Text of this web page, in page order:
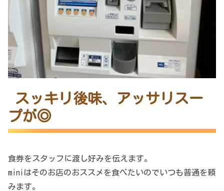
スッキリ後味、アッサリスー
プが◎
食券をスタッフに渡し好みを伝えます。
miniはそのお店のおススメを食べたいのでいつも普通を頼
みます。